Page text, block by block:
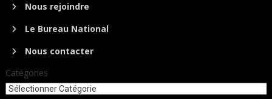
Nous rejoindre
Le Bureau National
Nous contacter
Catégories